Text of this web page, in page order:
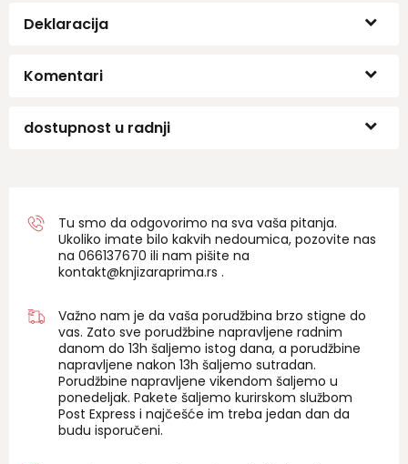
Deklaracija
Komentari
dostupnost u radnji
Tu smo da odgovorimo na sva vaša pitanja.
Ukoliko imate bilo kakvih nedoumica, pozovite nas
na 066137670 ili nam pišite na
kontakt@knjizaraprima.rs .
Važno nam je da vaša porudžbina brzo stigne do
vas. Zato sve porudžbine napravljene radnim
danom do 13h šaljemo istog dana, a porudžbine
napravljene nakon 13h šaljemo sutradan.
Porudžbine napravljene vikendom šaljemo u
ponedeljak. Pakete šaljemo kurirskom službom
Post Express i najčešće im treba jedan dan da
budu isporučeni.